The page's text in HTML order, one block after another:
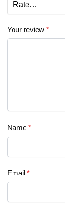
Your review *
Name *
Email *